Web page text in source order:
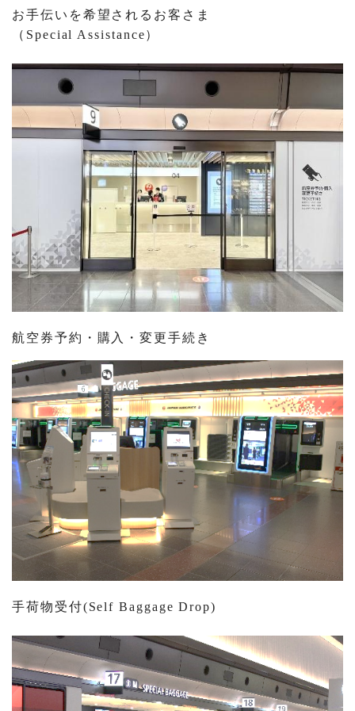
お手伝いを希望されるお客さま
（Special Assistance）
航空券予約・購入・変更手続き
手荷物受付(Self Baggage Drop)